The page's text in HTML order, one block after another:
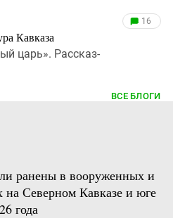
Кавказа
16
царь». Рассказ-
ВСЕ БЛОГИ
ранены в вооруженных и
на Северном Кавказе и юге
года